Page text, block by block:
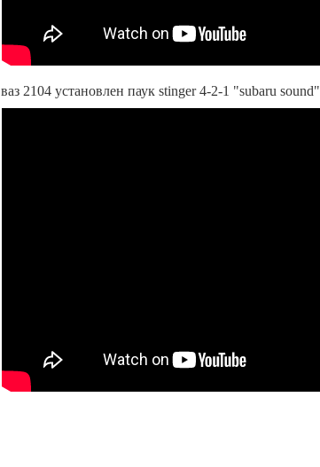
ваз 2104 установлен паук stinger 4-2-1 "subaru sound"